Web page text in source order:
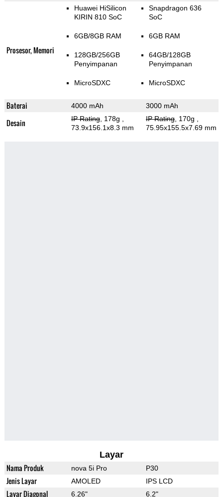
Prosesor, Memori
Huawei HiSilicon
KIRIN 810 SoC
6GB/8GB RAM
128GB/256GB
Penyimpanan
MicroSDXC
Snapdragon 636
SoC
6GB RAM
64GB/128GB
Penyimpanan
MicroSDXC
Baterai 4000 mAh 3000 mAh
Desain IP Rating, 178g
73.9x156.1x8.3 mm
IP Rating, 170g
75.95x155.5x7.69 mm
Layar
Nama Produk nova 5i Pro P30
Jenis Layar AMOLED IPS LCD
Layar Diagonal 6.26" 6.2"